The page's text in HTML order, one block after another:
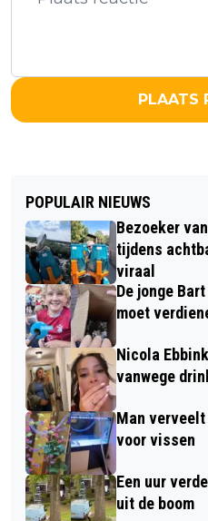
PLAATS
POPULAIR NIEUWS
Bezoeker
tijdens
viraal
De jonge
moet
Nicola
vanwege
Man
voor vissen
Een uur
uit de boom